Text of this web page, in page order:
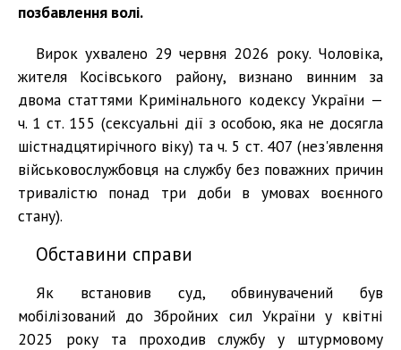
позбавлення волі.
Вирок ухвалено 29 червня 2026 року. Чоловіка,
жителя Косівського району, визнано винним за
двома статтями Кримінального кодексу України —
ч. 1 ст. 155 (сексуальні дії з особою, яка не досягла
шістнадцятирічного віку) та ч. 5 ст. 407 (нез'явлення
військовослужбовця на службу без поважних причин
тривалістю понад три доби в умовах воєнного
стану).
Обставини справи
Як встановив суд, обвинувачений був
мобілізований до Збройних сил України у квітні
2025 року та проходив службу у штурмовому